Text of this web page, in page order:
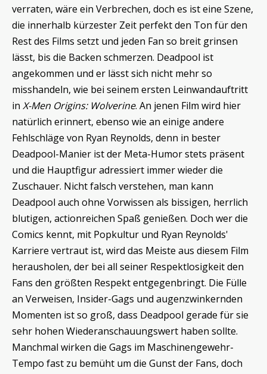
verraten, wäre ein Verbrechen, doch es ist eine Szene,
die innerhalb kürzester Zeit perfekt den Ton für den
Rest des Films setzt und jeden Fan so breit grinsen
lässt, bis die Backen schmerzen. Deadpool ist
angekommen und er lässt sich nicht mehr so
misshandeln, wie bei seinem ersten Leinwandauftritt
in X-Men Origins: Wolverine. An jenen Film wird hier
natürlich erinnert, ebenso wie an einige andere
Fehlschläge von Ryan Reynolds, denn in bester
Deadpool-Manier ist der Meta-Humor stets präsent
und die Hauptfigur adressiert immer wieder die
Zuschauer. Nicht falsch verstehen, man kann
Deadpool auch ohne Vorwissen als bissigen, herrlich
blutigen, actionreichen Spaß genießen. Doch wer die
Comics kennt, mit Popkultur und Ryan Reynolds'
Karriere vertraut ist, wird das Meiste aus diesem Film
herausholen, der bei all seiner Respektlosigkeit den
Fans den größten Respekt entgegenbringt. Die Fülle
an Verweisen, Insider-Gags und augenzwinkernden
Momenten ist so groß, dass Deadpool gerade für sie
sehr hohen Wiederanschauungswert haben sollte.
Manchmal wirken die Gags im Maschinengewehr-
Tempo fast zu bemüht um die Gunst der Fans, doch